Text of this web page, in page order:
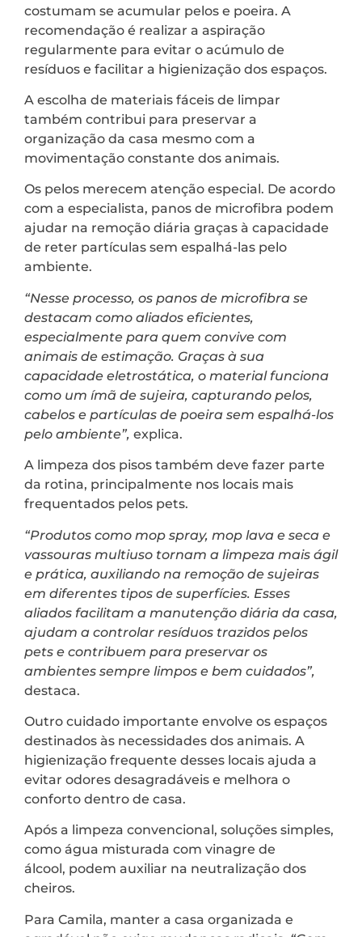
costumam se acumular pelos e poeira. A
recomendação é realizar a aspiração
regularmente para evitar o acúmulo de
resíduos e facilitar a higienização dos espaços.
A escolha de materiais fáceis de limpar
também contribui para preservar a
organização da casa mesmo com a
movimentação constante dos animais.
Os pelos merecem atenção especial. De acordo
com a especialista, panos de microfibra podem
ajudar na remoção diária graças à capacidade
de reter partículas sem espalhá-las pelo
ambiente.
“Nesse processo, os panos de microfibra se
destacam como aliados eficientes,
especialmente para quem convive com
animais de estimação. Graças à sua
capacidade eletrostática, o material funciona
como um ímã de sujeira, capturando pelos,
cabelos e partículas de poeira sem espalhá-los
pelo ambiente”, explica.
A limpeza dos pisos também deve fazer parte
da rotina, principalmente nos locais mais
frequentados pelos pets.
“Produtos como mop spray, mop lava e seca e
vassouras multiuso tornam a limpeza mais ágil
e prática, auxiliando na remoção de sujeiras
em diferentes tipos de superfícies. Esses
aliados facilitam a manutenção diária da casa,
ajudam a controlar resíduos trazidos pelos
pets e contribuem para preservar os
ambientes sempre limpos e bem cuidados”,
destaca.
Outro cuidado importante envolve os espaços
destinados às necessidades dos animais. A
higienização frequente desses locais ajuda a
evitar odores desagradáveis e melhora o
conforto dentro de casa.
Após a limpeza convencional, soluções simples,
como água misturada com vinagre de
álcool, podem auxiliar na neutralização dos
cheiros.
Para Camila, manter a casa organizada e